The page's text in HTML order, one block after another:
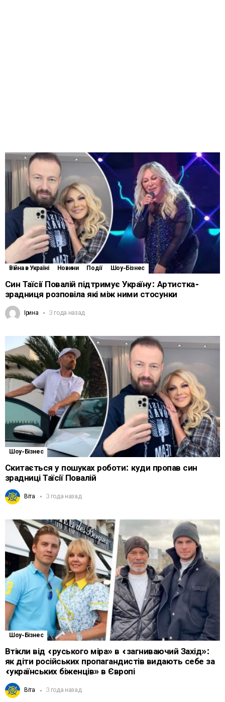
Війна в Україні Новини Події Шоу-Бізнес
Син Таїсії Повалій підтримує Україну: Артистка-
зрадниця розповіла які між ними стосунки
Ірина 3 года назад
Шоу-Бізнес
Скитається у пошуках роботи: куди пропав син
зрадниці Таїсії Повалій
Віта 3 года назад
Шоу-Бізнес
Втікли від «руського міра» в «загниваючий Захід»:
як діти російських пропагандистів видають себе за
«українських біженців» в Європі
Віта 3 года назад